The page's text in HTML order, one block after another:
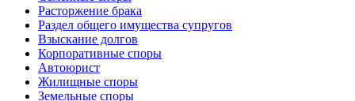
Расторжение брака
Раздел общего имущества супругов
Взыскание долгов
Корпоративные споры
Автоюрист
Жилищные споры
Земельные споры